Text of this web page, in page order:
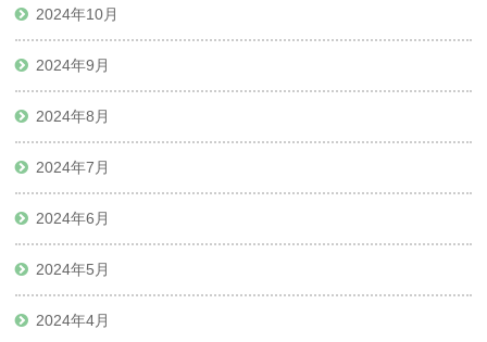
2024年10月
2024年9月
2024年8月
2024年7月
2024年6月
2024年5月
2024年4月